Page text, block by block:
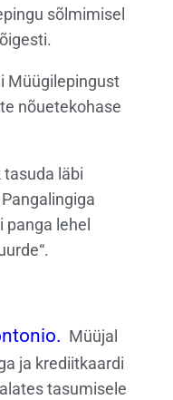
sõlmimisel
Müügilepingust
nõuetekohase
tasuda läbi
lehel
Müüjal
ja krediitkaardi
tasumisele